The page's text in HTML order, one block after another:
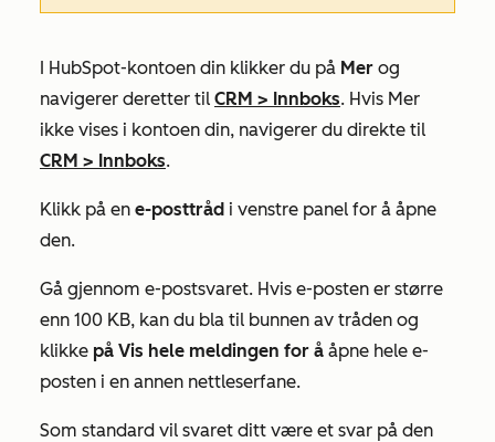
I HubSpot-kontoen din klikker du på Mer og
navigerer deretter til CRM > Innboks. Hvis Mer
ikke vises i kontoen din, navigerer du direkte til
CRM > Innboks.
Klikk på en e-posttråd i venstre panel for å åpne
den.
Gå gjennom e-postsvaret. Hvis e-posten er større
enn 100 KB, kan du bla til bunnen av tråden og
klikke på Vis hele meldingen for å åpne hele e-
posten i en annen nettleserfane.
Som standard vil svaret ditt være et svar på den